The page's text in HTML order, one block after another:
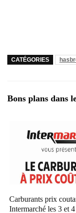
CATÉGORIES
Bons plans dans
Carburants prix
Intermarché les 3 et